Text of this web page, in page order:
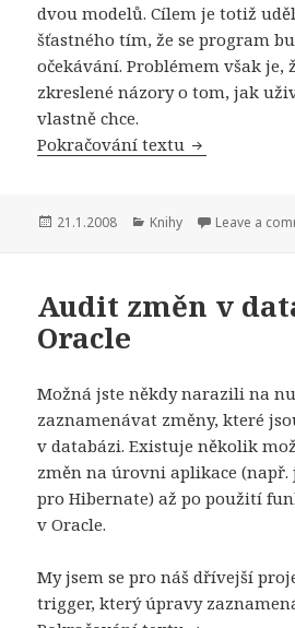
dvou modelů. Cílem je totiž
šťastného tím, že se program
očekávání. Problémem však je,
zkreslené názory o tom, jak
vlastně chce.
Pokračování textu User
Publikováno:
21.1.2008 Rubriky:
Knihy Leave a
Audit změn v
Oracle
Možná jste někdy narazili na
zaznamenávat změny, které
v databázi. Existuje několik
změn na úrovni aplikace
pro Hibernate) až po použití
v Oracle.
My jsem se pro náš dřívejší
trigger, který úpravy